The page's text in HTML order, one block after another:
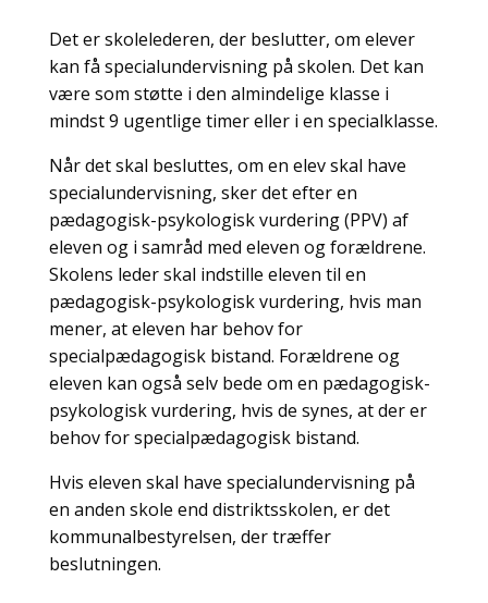
Det er skolelederen, der beslutter, om elever
kan få specialundervisning på skolen. Det kan
være som støtte i den almindelige klasse i
mindst 9 ugentlige timer eller i en specialklasse.
Når det skal besluttes, om en elev skal have
specialundervisning, sker det efter en
pædagogisk-psykologisk vurdering (PPV) af
eleven og i samråd med eleven og forældrene.
Skolens leder skal indstille eleven til en
pædagogisk-psykologisk vurdering, hvis man
mener, at eleven har behov for
specialpædagogisk bistand. Forældrene og
eleven kan også selv bede om en pædagogisk-
psykologisk vurdering, hvis de synes, at der er
behov for specialpædagogisk bistand.
Hvis eleven skal have specialundervisning på
en anden skole end distriktsskolen, er det
kommunalbestyrelsen, der træffer
beslutningen.